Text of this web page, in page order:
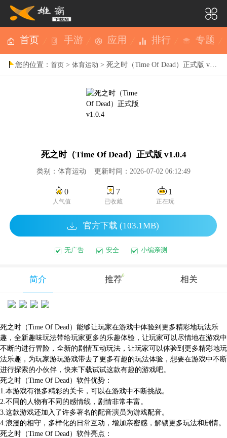
首页 手游 应用 排行 专题
您的位置：首页 >体育运动 > 死之时（Time Of Dead）正式版 v1.0.4
死之时（Time Of Dead）正式版 v1.0.4
类别：体育运动 更新时间：2026-07-02 06:12:49
0
人气值
7
已收藏
1
正在玩
官方下载 (103.1MB)
无广告 安全 小编亲测
简介 推荐0 相关
死之时（Time Of Dead）能够让玩家在游戏中体验到更多精彩地玩法乐
趣，全新趣味玩法带给玩家更多的乐趣体验，让玩家可以尽情地在游戏中
不断的进行冒险，全新的剧情互动玩法，让玩家可以体验到更多精彩地玩
法乐趣，为玩家游玩游戏带去了更多有趣的玩法体验，想要在游戏中不断
进行探索的小伙伴，快来下载试试这款有趣的游戏吧。
死之时（Time Of Dead）软件优势：
1.本游戏有很多精彩的关卡，可以在游戏中不断挑战。
2.不同的人物有不同的感情线，剧情非常丰富。
3.这款游戏还加入了许多著名的配音演员为游戏配音。
4.浪漫的相守，多样化的日常互动，增加亲密感，解锁更多玩法和剧情。
死之时（Time Of Dead）软件亮点：